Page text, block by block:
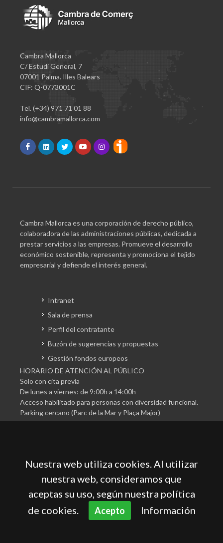
Cambra Mallorca
C/ Estudi General, 7
07001 Palma. Illes Balears
CIF: Q-0773001C
Tel. (+34) 971 71 01 88
info@cambramallorca.com
Cambra Mallorca es una corporación de derecho público,
colaboradora de las administraciones públicas, dedicada a
prestar servicios a las empresas. Promueve el desarrollo
económico sostenible, representa y promociona el tejido
empresarial y defiende el interés general.
Intranet
Sala de prensa
Perfil del contratante
Buzón de sugerencias y propuestas
Gestión fondos europeos
HORARIO DE ATENCIÓN AL PÚBLICO
Solo con cita previa
De lunes a viernes: de 9:00h a 14:00h
Acceso habilitado para personas con diversidad funcional.
Parking cercano (Parc de la Mar y Plaça Major)
Cámara Oficial de Comercio, Industria, Servicios y
Navegación de Mallorca
Política de privacidad
Nuestra web utiliza cookies. Al utilizar
nuestra web, consideramos que
aceptas su uso, según nuestra política
de cookies.
Acepto Información